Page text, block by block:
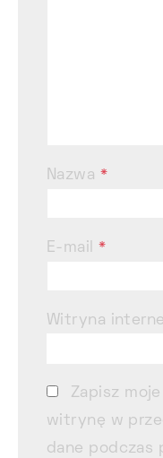
Nazwa *
E-mail*
Witryna
Zapisz
witrynę w
dane podczas